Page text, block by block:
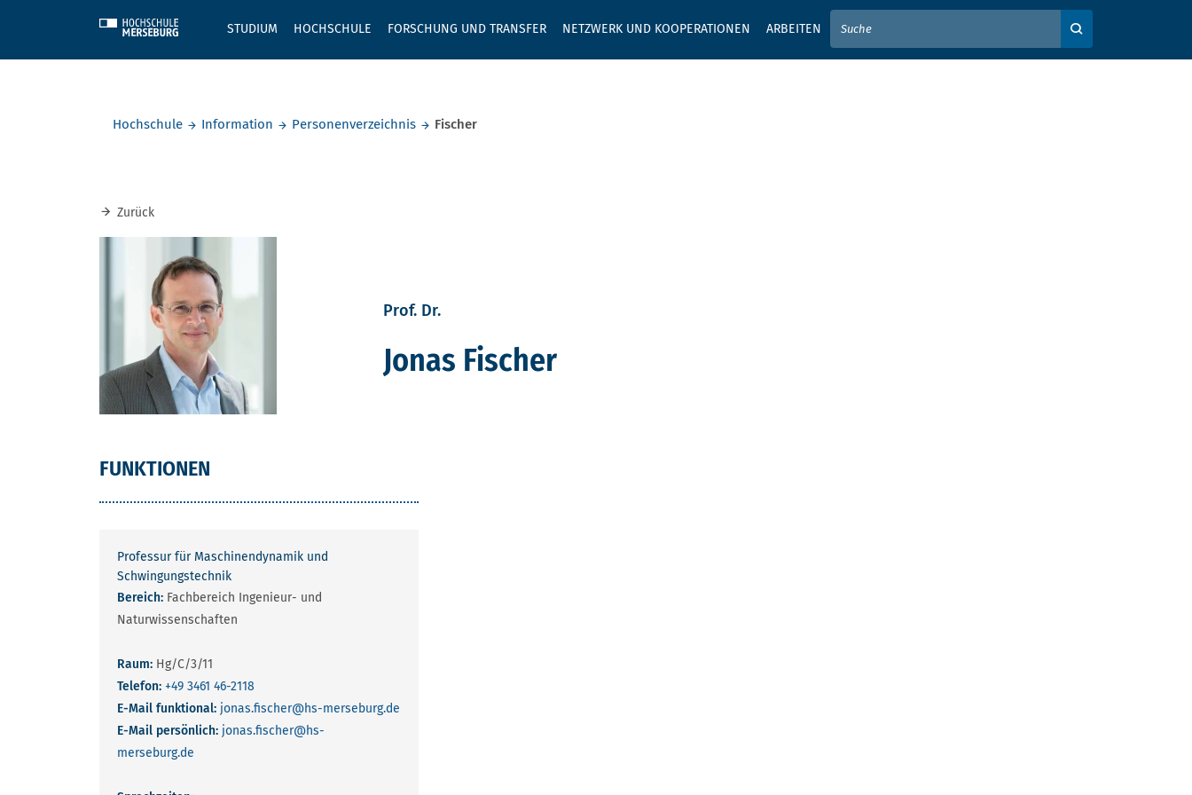
STUDIUM HOCHSCHULE FORSCHUNG UND TRANSFER NETZWERK UND KOOPERATIONEN ARBEITEN
GEBEN SIE HIER IHREN SUCHBEGRIFF EIN
Hochschule
Information Personenverzeichnis Fischer
Zurück
Prof. Dr.
Jonas Fischer
FUNKTIONEN
Professur für Maschinendynamik und
Schwingungstechnik
Bereich: Fachbereich Ingenieur- und
Naturwissenschaften
Raum: Hg/C/3/11
Telefon: +49 3461 46-2118
E-Mail funktional: jonas.fischer@hs-merseburg.de
E-Mail persönlich: jonas.fischer@hs-
merseburg.de